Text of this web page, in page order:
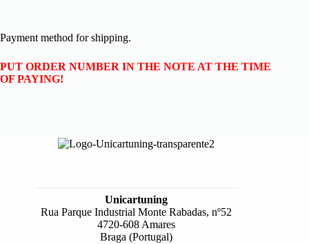
Payment method for shipping.
PUT ORDER NUMBER IN THE NOTE AT THE TIME
OF PAYING!
Unicartuning
Rua Parque Industrial Monte Rabadas, nº52
4720-608 Amares
Braga (Portugal)